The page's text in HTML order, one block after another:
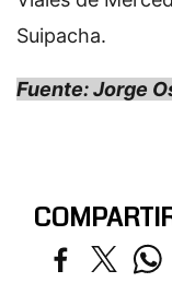
Suipacha.
Fuente: Jorge